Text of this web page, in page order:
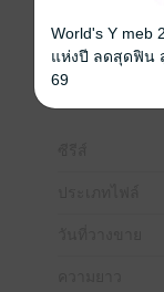
หนังสือแปล
กำลังภายใน
World's Y meb
แห่งปี ลดสุดฟิน
69